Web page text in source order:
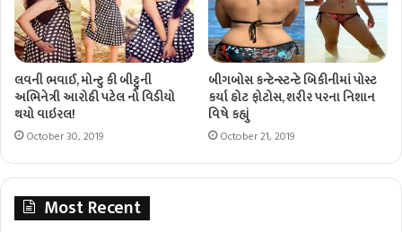
લવની ભવાઈ, મોન્ટુ કી બીટ્ટુની
અભિનેત્રી આરોહી પટેલ નો વિડીયો
થયો વાઇરલ!
October 30, 2019
બીગબોસ કન્ટેન્સ્ટન્ટે બિકીનીમાં પોસ્ટ
કર્યા હોટ ફોટોસ, શરીર પરના નિશાન
વિષે કહ્યું
October 21, 2019
Most Recent